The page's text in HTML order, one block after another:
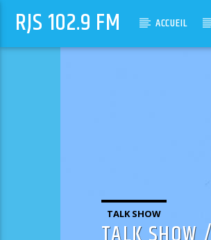
RJS 102.9 FM ACCUEIL
TALK SHOW